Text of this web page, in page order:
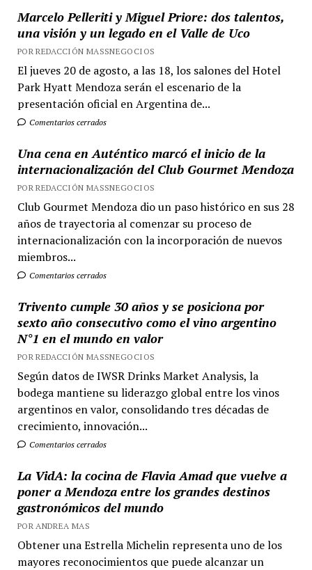
Marcelo Pelleriti y Miguel Priore: dos talentos,
una visión y un legado en el Valle de Uco
POR REDACCIÓN MASSNEGOCIOS
El jueves 20 de agosto, a las 18, los salones del Hotel
Park Hyatt Mendoza serán el escenario de la
presentación oficial en Argentina de...
Comentarios cerrados
Una cena en Auténtico marcó el inicio de la
internacionalización del Club Gourmet Mendoza
POR REDACCIÓN MASSNEGOCIOS
Club Gourmet Mendoza dio un paso histórico en sus 28
años de trayectoria al comenzar su proceso de
internacionalización con la incorporación de nuevos
miembros...
Comentarios cerrados
Trivento cumple 30 años y se posiciona por
sexto año consecutivo como el vino argentino
N°1 en el mundo en valor
POR REDACCIÓN MASSNEGOCIOS
Según datos de IWSR Drinks Market Analysis, la
bodega mantiene su liderazgo global entre los vinos
argentinos en valor, consolidando tres décadas de
crecimiento, innovación...
Comentarios cerrados
La VidA: la cocina de Flavia Amad que vuelve a
poner a Mendoza entre los grandes destinos
gastronómicos del mundo
POR ANDREA MAS
Obtener una Estrella Michelin representa uno de los
mayores reconocimientos que puede alcanzar un